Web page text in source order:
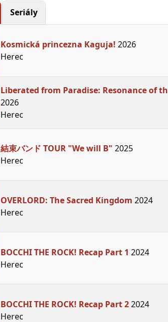
Seriály
Kosmická princezna Kaguja! 2026
Herec
Liberated from Paradise: Resonance of
2026
Herec
結束バンド TOUR "We will B" 2025
Herec
OVERLORD: The Sacred Kingdom 2024
Herec
BOCCHI THE ROCK! Recap Part 1 2024
Herec
BOCCHI THE ROCK! Recap Part 22024
Herec